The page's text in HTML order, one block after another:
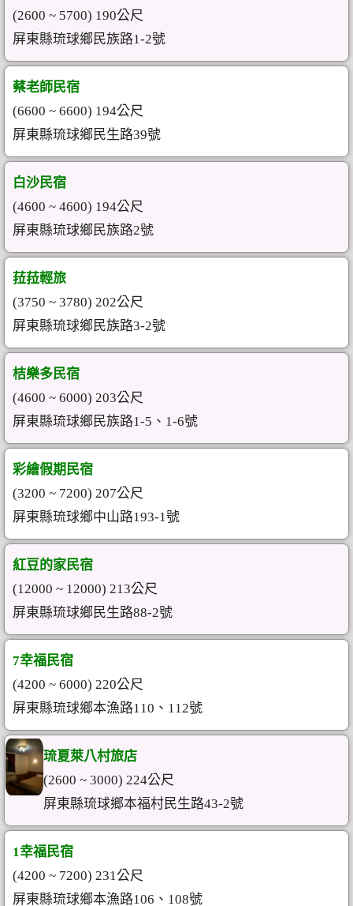
(2600 ~ 5700) 190公尺
屏東縣琉球鄉民族路1-2號
蔡老師民宿
(6600 ~ 6600) 194公尺
屏東縣琉球鄉民生路39號
白沙民宿
(4600 ~ 4600) 194公尺
屏東縣琉球鄉民族路2號
菈菈輕旅
(3750 ~ 3780) 202公尺
屏東縣琉球鄉民族路3-2號
桔樂多民宿
(4600 ~ 6000) 203公尺
屏東縣琉球鄉民族路1-5、1-6號
彩繪假期民宿
(3200 ~ 7200) 207公尺
屏東縣琉球鄉中山路193-1號
紅豆的家民宿
(12000 ~ 12000) 213公尺
屏東縣琉球鄉民生路88-2號
7幸福民宿
(4200 ~ 6000) 220公尺
屏東縣琉球鄉本漁路110、112號
琉夏萊八村旅店
(2600 ~ 3000) 224公尺
屏東縣琉球鄉本福村民生路43-2號
1幸福民宿
(4200 ~ 7200) 231公尺
屏東縣琉球鄉本漁路106、108號